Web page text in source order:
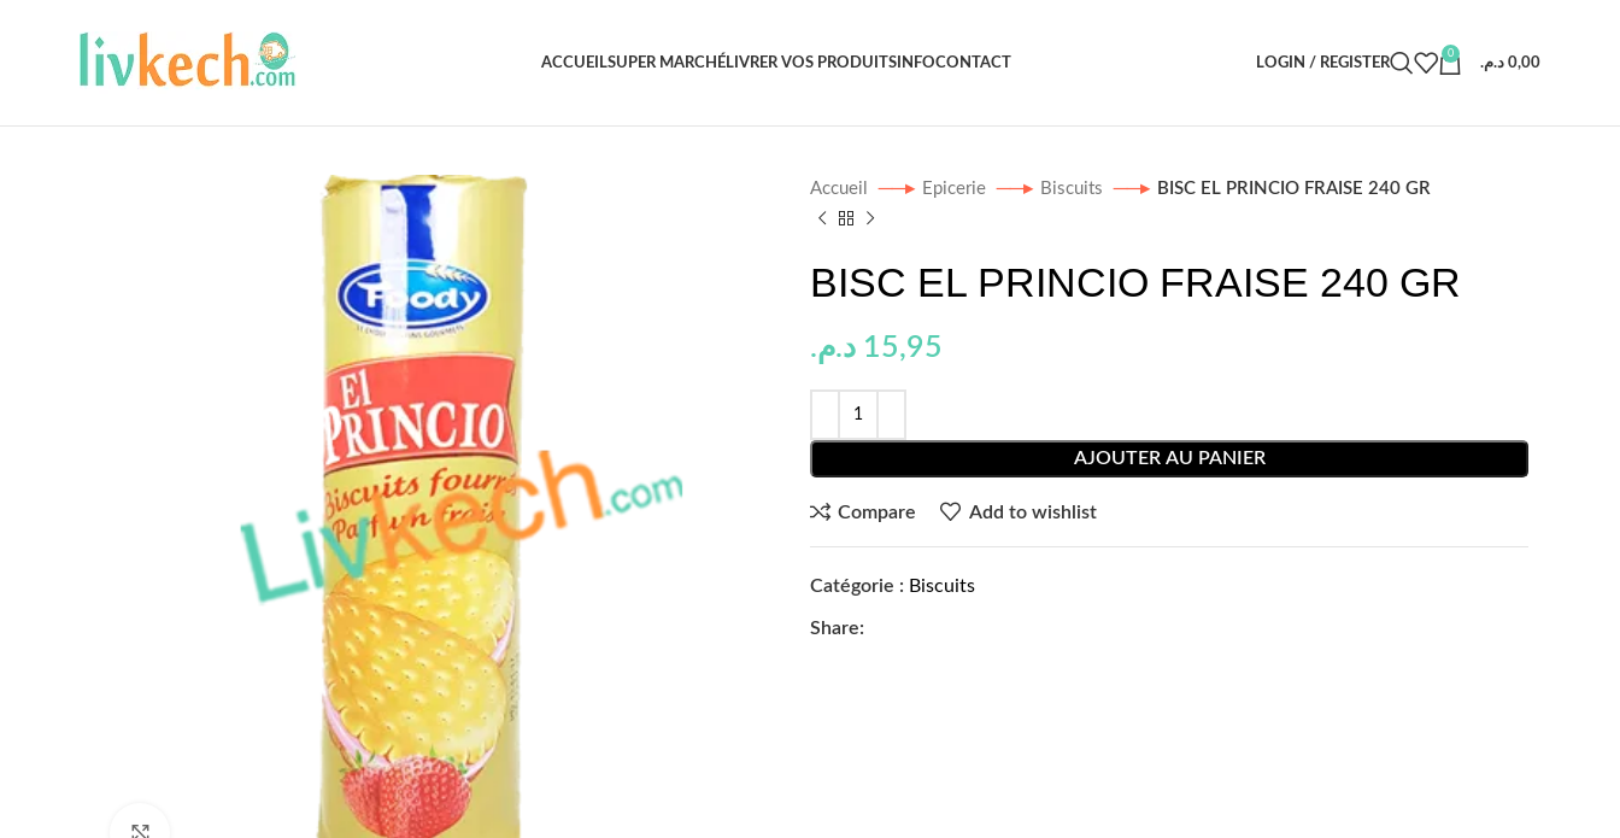
ACCUEILSUPER MARCHÉ LIVRER VOS PRODUITS INFOCONTACT LOGIN / REGISTER
0
0,00 د.م.
Accueil Epicerie Biscuits BISC EL PRINCIO FRAISE 240 GR
BISC EL PRINCIO FRAISE 240 GR
15,95 د.م.
AJOUTER AU PANIER
Compare Add to wishlist
Catégorie : Biscuits
Share: